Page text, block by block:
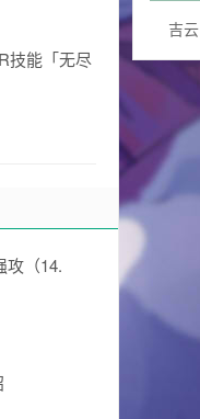
技能「无尽
攻（14.
吉云